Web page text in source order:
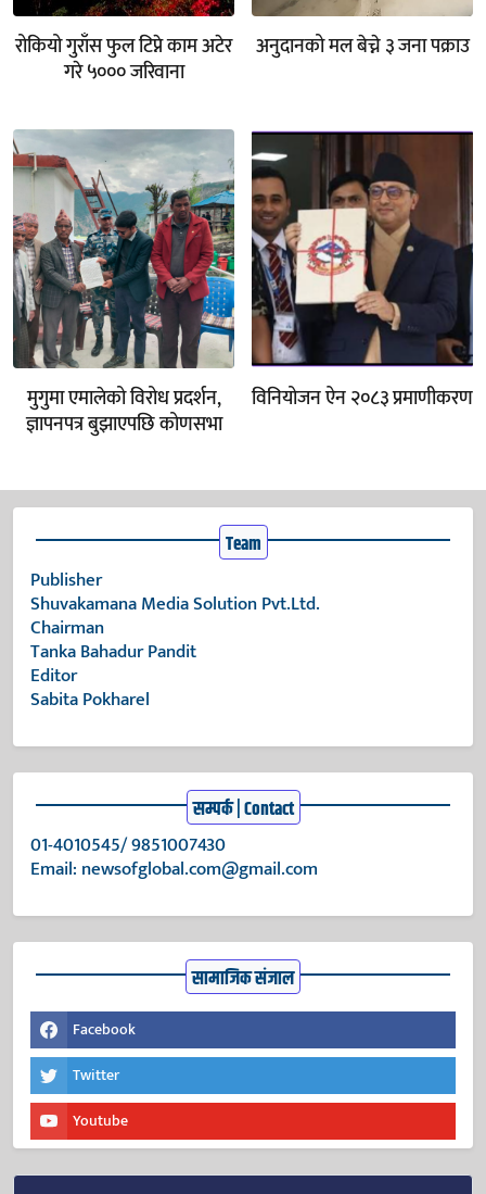
रोकियो गुराँस फुल टिप्ने काम अटेर
गरे ५००० जरिवाना
अनुदानको मल बेच्ने ३ जना पक्राउ
मुगुमा एमालेको विरोध प्रदर्शन,
ज्ञापनपत्र बुझाएपछि कोणसभा
विनियोजन ऐन २०८३ प्रमाणीकरण
Team
Publisher
Shuvakamana Media Solution Pvt.Ltd.
Chairman
Tanka Bahadur Pandit
Editor
Sabita Pokharel
सम्पर्क | Contact
01-4010545/ 9851007430
Email: newsofglobal.com@gmail.com
सामाजिक संजाल
Facebook
Twitter
Youtube